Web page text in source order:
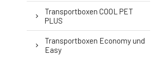
Transportboxen COOL PET
PLUS
Transportboxen Economy und
Easy